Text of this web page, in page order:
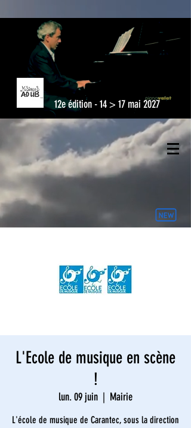
12e édition - 14 > 17 mai 2027
L'Ecole de musique en scène
!
lun. 09 juin
  |
Mairie
L'école de musique de Carantec, sous la direction